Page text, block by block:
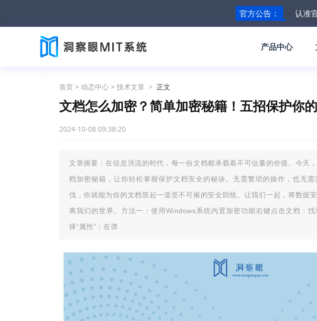
官方公告： 认准
产品中心
首页 > 动态中心 > 技术文章 > 正文
文档怎么加密？简单加密秘籍！五招保护你
2024-10-08 09:38:20
文章摘要：在信息洪流的时代，每一份文档都承载着不可估量的价值。今天
档加密秘籍，让你轻松掌握保护文档安全的秘诀。无需繁琐的操作，也无
伐，你就能为你的文档筑起一道坚不可摧的安全防线。让我们一起，将数据
离我们的世界。方法一：使用Windows系统内置加密功能右键点击文档：
择“属性”：在弹